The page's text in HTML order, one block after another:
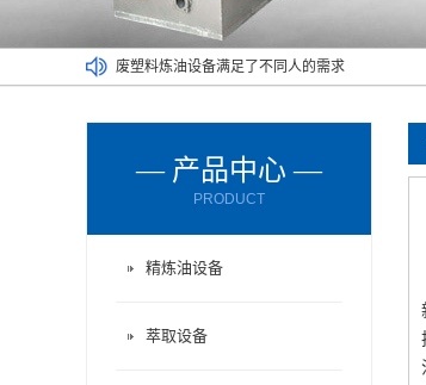
废塑料炼油设备满足了不同人的需求
废轮胎炼油设备使用时要注意减压设备
— 产品中心 —
PRODUCT
精炼油设备
萃取设备